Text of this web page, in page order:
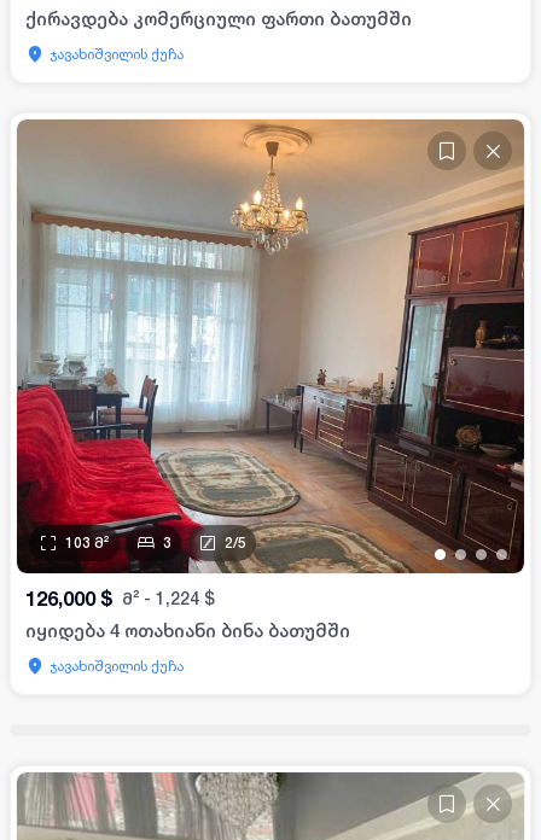
ქირავდება კომერციული ფართი ბათუმში
ჯავახიშვილის ქუჩა
••••
103 მ² 3 2/5
126,000 $ მ² - 1,224 $
იყიდება 4 ოთახიანი ბინა ბათუმში
ჯავახიშვილის ქუჩა